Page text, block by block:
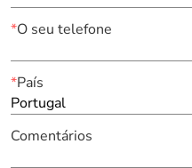
*O seu telefone
*País
Portugal
Comentários